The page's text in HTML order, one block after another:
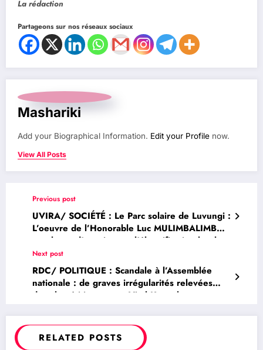
La rédaction
Partageons sur nos réseaux sociaux
Mashariki
Add your Biographical Information. Edit your Profile now.
View All Posts
Previous post
UVIRA/ SOCIÉTÉ : Le Parc solaire de Luvungi :
L’oeuvre de l’Honorable Luc MULIMBALIMBA,
une lueur d’espoir pour l’électrification locale
Next post
RDC/ POLITIQUE : Scandale à l’Assemblée
nationale : de graves irrégularités relevées
dans la pétition contre Vital Kamerhe
RELATED POSTS